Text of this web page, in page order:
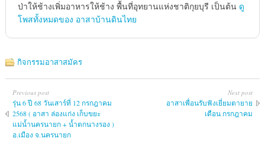
ป่าให้ช้างเพิ่มอาหารให้ช้าง พื้นที่อุทยานแห่งชาติกุยบุรี เป็นต้น ดู
โพสทั้งหมดของ อาสาบ้านดินไทย
กิจกรรมอาสาสมัคร
Previous post
รุ่น 6 ปี 68 วันเสาร์ที่ 12 กรกฎาคม
2568 ( อาสา ล่องแก่ง เก็บขยะ
แม่น้ำนครนายก + น้ำตกนางรอง )
อ.เมือง จ.นครนายก
Next post
อาสาเพื่อนรับฟังเยี่ยมตายาย
เดือน กรกฎาคม